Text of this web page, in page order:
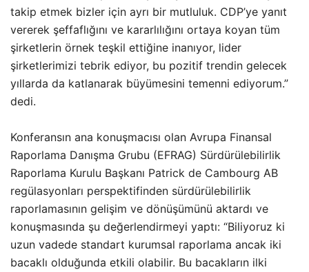
takip etmek bizler için ayrı bir mutluluk. CDP’ye yanıt
vererek şeffaflığını ve kararlılığını ortaya koyan tüm
şirketlerin örnek teşkil ettiğine inanıyor, lider
şirketlerimizi tebrik ediyor, bu pozitif trendin gelecek
yıllarda da katlanarak büyümesini temenni ediyorum.”
dedi.
Konferansın ana konuşmacısı olan Avrupa Finansal
Raporlama Danışma Grubu (EFRAG) Sürdürülebilirlik
Raporlama Kurulu Başkanı Patrick de Cambourg AB
regülasyonları perspektifinden sürdürülebilirlik
raporlamasının gelişim ve dönüşümünü aktardı ve
konuşmasında şu değerlendirmeyi yaptı: “Biliyoruz ki
uzun vadede standart kurumsal raporlama ancak iki
bacaklı olduğunda etkili olabilir. Bu bacakların ilki